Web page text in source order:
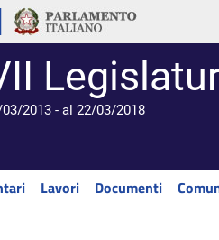
2013 - al 22/03/2018
Lavori Documenti